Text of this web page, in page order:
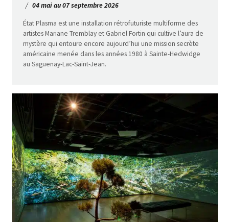
04 mai au 07 septembre 2026
État Plasma est une installation rétrofuturiste multiforme des
artistes Mariane Tremblay et Gabriel Fortin qui cultive l’aura de
mystère qui entoure encore aujourd’hui une mission secrète
américaine menée dans les années 1980 à Sainte-Hedwidge
au Saguenay-Lac-Saint-Jean.